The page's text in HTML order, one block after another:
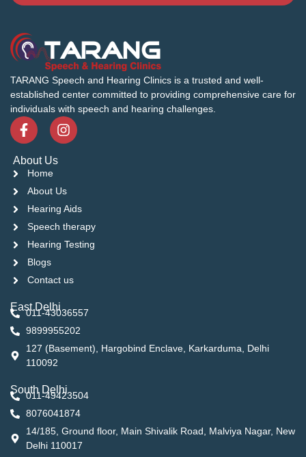
TARANG Speech and Hearing Clinics is a trusted and well-
established center committed to providing comprehensive care for
individuals with speech and hearing challenges.
About Us
Home
About Us
Hearing Aids
Speech therapy
Hearing Testing
Blogs
Contact us
East Delhi
011-43036557
9899955202
127 (Basement), Hargobind Enclave, Karkarduma, Delhi
110092
South Delhi
011-49423504
8076041874
14/185, Ground floor, Main Shivalik Road, Malviya Nagar, New
Delhi 110017